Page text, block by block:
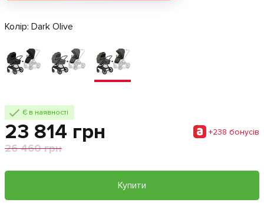
Колір: Dark Olive
Є в наявності
23 814 грн +238 бонусiв
26 460 грн
Купити